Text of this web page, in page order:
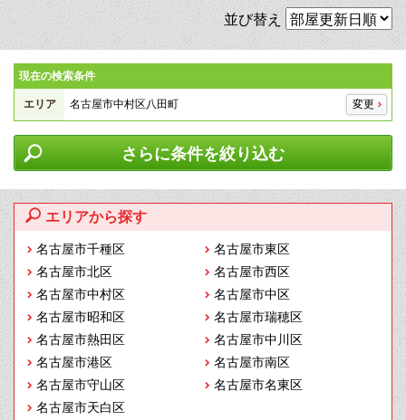
並び替え
現在の検索条件
エリア 名古屋市中村区八田町 変更
さらに条件を絞り込む
エリアから探す
名古屋市千種区
名古屋市東区
名古屋市北区
名古屋市西区
名古屋市中村区
名古屋市中区
名古屋市昭和区
名古屋市瑞穂区
名古屋市熱田区
名古屋市中川区
名古屋市港区
名古屋市南区
名古屋市守山区
名古屋市名東区
名古屋市天白区